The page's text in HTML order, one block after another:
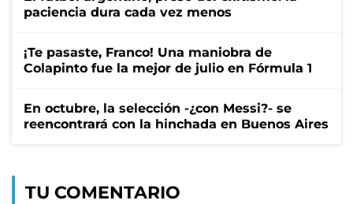
paciencia dura cada vez menos
¡Te pasaste, Franco! Una maniobra de
Colapinto fue la mejor de julio en Fórmula 1
En octubre, la selección -¿con Messi?- se
reencontrará con la hinchada en Buenos Aires
TU COMENTARIO